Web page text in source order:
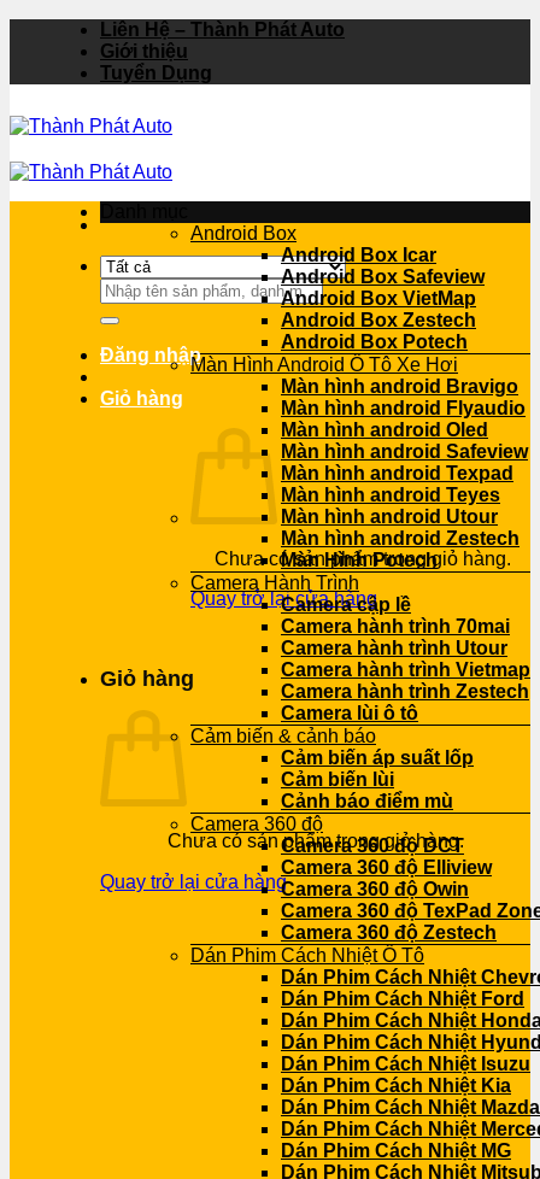
Liên Hệ – Thành Phát Auto
Giới thiệu
Tuyển Dụng
Tìm
kiếm:
Đăng nhập
Giỏ hàng
Chưa có sản phẩm trong giỏ hàng.
Quay trở lại cửa hàng
Giỏ hàng
Chưa có sản phẩm trong giỏ hàng.
Quay trở lại cửa hàng
Android Box
Android Box Icar
Android Box Safeview
Android Box VietMap
Android Box Zestech
Android Box Potech
Màn Hình Android Ô Tô Xe Hơi
Màn hình android Bravigo
Màn hình android Flyaudio
Màn hình android Oled
Màn hình android Safeview
Màn hình android Texpad
Màn hình android Teyes
Màn hình android Utour
Màn hình android Zestech
Màn Hình Potech
Camera Hành Trình
Camera cập lề
Camera hành trình 70mai
Camera hành trình Utour
Camera hành trình Vietmap
Camera hành trình Zestech
Camera lùi ô tô
Cảm biến & cảnh báo
Cảm biến áp suất lốp
Cảm biến lùi
Cảnh báo điểm mù
Camera 360 độ
Camera 360 độ DCT
Camera 360 độ Elliview
Camera 360 độ Owin
Camera 360 độ TexPad
Camera 360 độ Zestech
Dán Phim Cách Nhiệt Ô Tô
Dán Phim Cách Nhiệt
Dán Phim Cách Nhiệt Ford
Dán Phim Cách Nhiệt
Dán Phim Cách Nhiệt
Dán Phim Cách Nhiệt Isuzu
Dán Phim Cách Nhiệt Kia
Dán Phim Cách Nhiệt Mazda
Dán Phim Cách Nhiệt
Dán Phim Cách Nhiệt MG
Dán Phim Cách Nhiệt